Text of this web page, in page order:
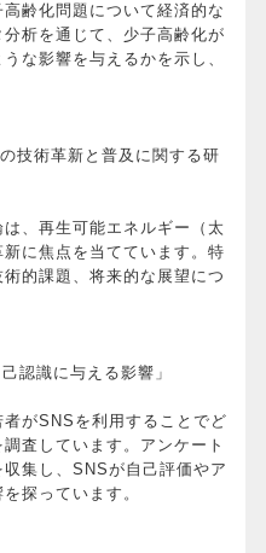
齢化問題について経済的な
析を通じて、少子高齢化が
な影響を与えるかを示し、
技術革新と普及に関する研
、再生可能エネルギー（太
に焦点を当てています。特
的課題、将来的な展望につ
認識に与える影響」
がSNSを利用することでど
査しています。アンケート
集し、SNSが自己評価やア
探っています。